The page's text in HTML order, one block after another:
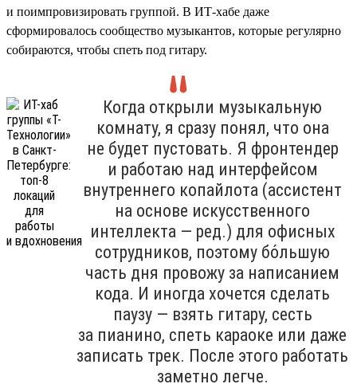
и поимпровизировать группой. В ИТ-хабе даже
сформировалось сообщество музыкантов, которые регулярно
собираются, чтобы спеть под гитару.
Когда открыли музыкальную
комнату, я сразу понял, что она
не будет пустовать. Я фронтендер
и работаю над интерфейсом
внутреннего копайлота (ассистент
на основе искусственного
интеллекта — ред.) для офисных
сотрудников, поэтому бо́льшую
часть дня провожу за написанием
кода. И иногда хочется сделать
паузу — взять гитару, сесть
за пианино, спеть караоке или даже
записать трек. После этого работать
заметно легче.